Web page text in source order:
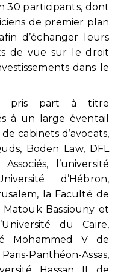
30 participants, dont
de premier plan
d’échanger leurs
de vue sur le droit
dans le
pris part à titre
à un large éventail
cabinets d’avocats,
Boden Law, DFL
l’université
d’Hébron,
la Faculté de
Matouk Bassiouny et
du Caire,
Mohammed V de
Panthéon-Assas,